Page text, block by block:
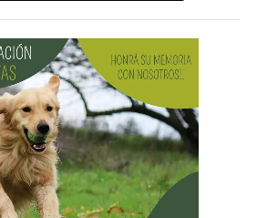
una bolsa con dinero en
celulares. En el lugar se
bienes robados y se detuvo al
comisión policial se dirigió a
en el barrio Villa Obrera,
Allí se identificó al segundo